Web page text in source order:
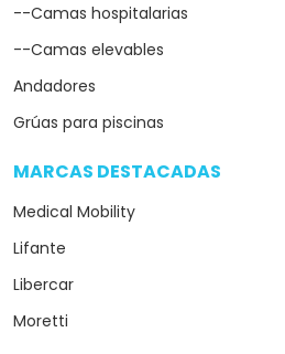
--Camas hospitalarias
--Camas elevables
Andadores
Grúas para piscinas
MARCAS DESTACADAS
Medical Mobility
Lifante
Libercar
Moretti